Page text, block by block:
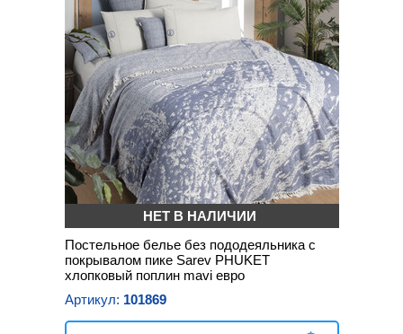
НЕТ В НАЛИЧИИ
Постельное белье без пододеяльника с
покрывалом пике Sarev PHUKET
хлопковый поплин mavi евро
Артикул: 101869